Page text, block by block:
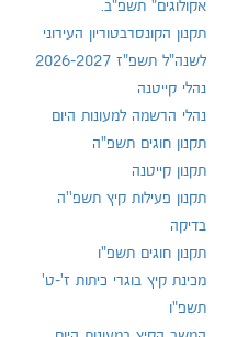
אקולוגים" תשפ"ב.
תקנון הקונסרבטוריון העירוני
לשנה"ל תשפ"ז 2026-2027
נהלי קייטנה
נהלי הרשמה למעונות היום
תקנון חוגים תשפ"ה
תקנון קייטנה
תקנון פעילות קיץ תשפ''ה
בדיקה
תקנון חוגים תשפ"ו
מכינת קיץ בוגרי כיתות ז'-ט'
תשפ"ו